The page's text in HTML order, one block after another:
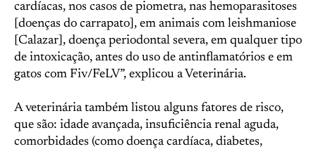
cardíacas, nos casos de piometra, nas hemoparasitoses
[doenças do carrapato], em animais com leishmaniose
[Calazar], doença periodontal severa, em qualquer tipo
de intoxicação, antes do uso de antinflamatórios e em
gatos com Fiv/FeLV”, explicou a Veterinária.
A veterinária também listou alguns fatores de risco,
que são: idade avançada, insuficiência renal aguda,
comorbidades (como doença cardíaca, diabetes,